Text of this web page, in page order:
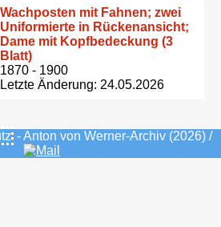
Wachposten mit Fahnen; zwei
Uniformierte in Rückenansicht;
Dame mit Kopfbedeckung (3
Blatt)
1870 - 1900
Letzte Änderung: 24.05.2026
- Anton von Werner-Archiv (2026) /